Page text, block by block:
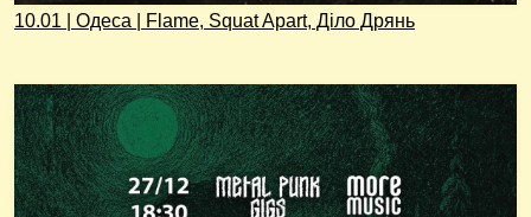
10.01 | Одеса | Flame, Squat Apart, Діло Дрянь